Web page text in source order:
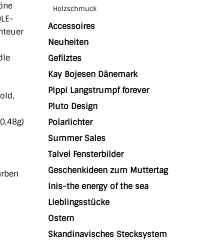
Holzschmuck
Accessoires
Neuheiten
Gefilztes
Kay Bojesen Dänemark
Pippi Langstrumpf forever
Pluto Design
Polarlichter
Summer Sales
Talvel Fensterbilder
Geschenkideen zum Muttertag
Inis-the energy of the sea
Lieblingsstücke
Ostern
Skandinavisches Stecksystem